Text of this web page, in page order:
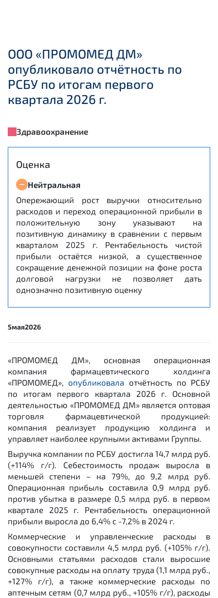
ООО «ПРОМОМЕД ДМ»
опубликовало отчётность по
РСБУ по итогам первого
квартала 2026 г.
Здравоохранение
Оценка
Нейтральная
Опережающий рост выручки относительно
расходов и переход операционной прибыли в
положительную зону указывают на
позитивную динамику в сравнении с первым
кварталом 2025 г. Рентабельность чистой
прибыли остаётся низкой, а существенное
сокращение денежной позиции на фоне роста
долговой нагрузки не позволяет дать
однозначно позитивную оценку
5мая2026
«ПРОМОМЕД ДМ», основная операционная
компания фармацевтического холдинга
«ПРОМОМЕД», опубликовала отчётность по РСБУ
по итогам первого квартала 2026 г. Основной
деятельностью «ПРОМОМЕД ДМ» является оптовая
торговля фармацевтической продукцией:
компания реализует продукцию холдинга и
управляет наиболее крупными активами Группы.
Выручка компании по РСБУ достигла 14,7 млрд руб.
(+114% г/г). Себестоимость продаж выросла в
меньшей степени ­– на 79%, до 9,2 млрд руб.
Операционная прибыль составила 0,9 млрд руб.
против убытка в размере 0,5 млрд руб. в первом
квартале 2025 г. Рентабельность операционной
прибыли выросла до 6,4% с -7,2% в 2024 г.
Коммерческие и управленческие расходы в
совокупности составили 4,5 млрд руб. (+105% г/г).
Основными статьями расходов стали выросшие
совокупные расходы на оплату труда (1,1 млрд руб.,
+127% г/г), а также коммерческие расходы по
аптечным сетям (0,7 млрд руб., +105% г/г), расходы